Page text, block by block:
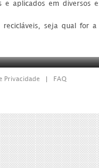
e aplicados em diversos
recicláveis, seja qual for
Privacidade FAQ